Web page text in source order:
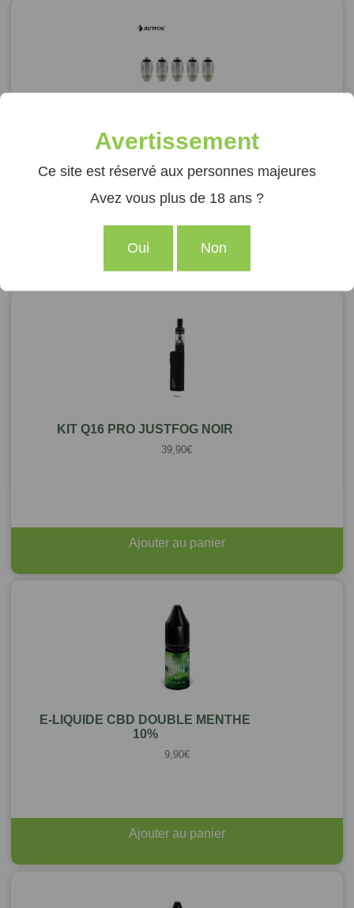
KIT 5 RESISTANCES Q16 PRO 1.6
OHM
9,50 €
Ajouter au panier
KIT Q16 PRO JUSTFOG NOIR
39,90€
Ajouter au panier
E-LIQUIDE CBD DOUBLE MENTHE
10%
9,90€
Ajouter au panier
Avertissement
Ce site est réservé aux personnes majeures
Avez vous plus de 18 ans ?
Oui Non